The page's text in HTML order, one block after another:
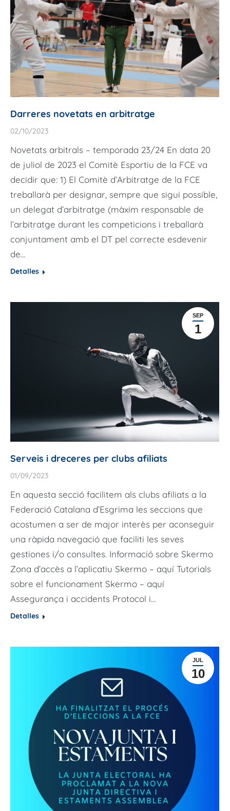
Darreres novetats en arbitratge
02/10/2023
Novetats arbitrals – temporada 23/24 En data 20
de juliol de 2023 el Comitè Esportiu de la FCE va
decidir que: 1) El Comitè d’Arbitratge de la FCE
treballarà per designar, sempre que sigui possible,
un delegat d’arbitratge (màxim responsable de
l’arbitratge durant les competicions i treballarà
conjuntament amb el DT pel correcte esdevenir
de…
Detalles
SEP
1
Serveis i dreceres per clubs afiliats
01/09/2023
En aquesta secció facilitem als clubs afiliats a la
Federació Catalana d’Esgrima les seccions que
acostumen a ser de major interès per aconseguir
una ràpida navegació que faciliti les seves
gestiones i/o consultes. Informació sobre Skermo
Zona d’accès a l’aplicatiu Skermo – aquí Tutorials
sobre el funcionament Skermo – aquí
Assegurança i accidents Protocol i…
Detalles
JUL
10